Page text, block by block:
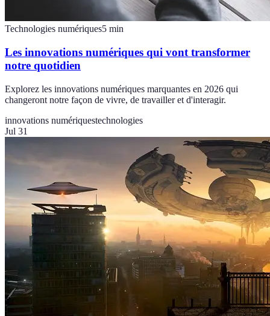
Technologies numériques5 min
Les innovations numériques qui vont transformer
notre quotidien
Explorez les innovations numériques marquantes en 2026 qui
changeront notre façon de vivre, de travailler et d'interagir.
innovations numériquestechnologies
Jul 31